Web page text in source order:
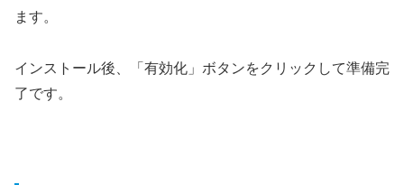
ます。
インストール後、「有効化」ボタンをクリックして準備完
了です。